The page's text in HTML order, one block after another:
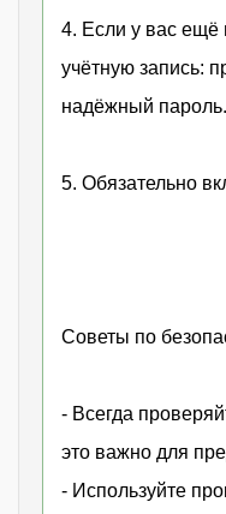
4. Если у вас ещё
учётную запись:
надёжный пароль.
5. Обязательно
Советы по
- Всегда
это важно для
- Используйте